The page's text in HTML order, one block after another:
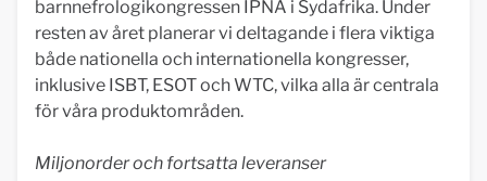
barnnefrologikongressen IPNA i Sydafrika. Under
resten av året planerar vi deltagande i flera viktiga
både nationella och internationella kongresser,
inklusive ISBT, ESOT och WTC, vilka alla är centrala
för våra produktområden.
Miljonorder och fortsatta leveranser